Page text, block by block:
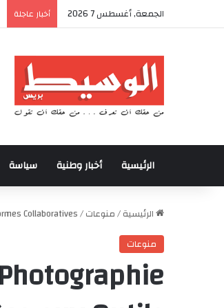
الجمعة, أغسطس 7 2026 أخبار عاجلة
الرئيسية أخبار وطنية سياسة
الرئيسية/منوعات/
Collaboratives
منوعات